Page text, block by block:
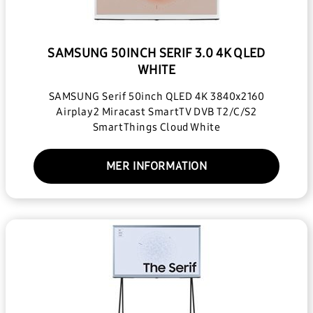
SAMSUNG 50INCH SERIF 3.0 4K QLED
WHITE
SAMSUNG Serif 50inch QLED 4K 3840x2160
Airplay2 Miracast SmartTV DVB T2/C/S2
SmartThings Cloud White
MER INFORMATION